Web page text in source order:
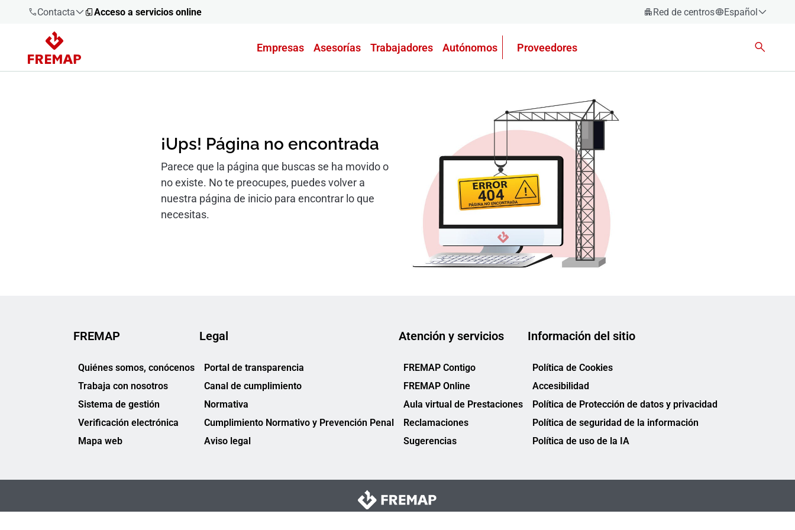
Contacta
900 61 00
61
Acceso a servicios online Red de centros
Español
Empresas Asesorías Trabajadores Autónomos Proveedores
¡Ups! Página no encontrada
Parece que la página que buscas se ha movido o
no existe. No te preocupes, puedes volver a
nuestra página de inicio para encontrar lo que
necesitas.
FREMAP
Quiénes somos, conócenos
Trabaja con nosotros
Sistema de gestión
Verificación electrónica
Mapa web
Legal
Portal de transparencia
Canal de cumplimiento
Normativa
Cumplimiento Normativo y Prevención Penal
Aviso legal
Atención y servicios
FREMAP Contigo
FREMAP Online
Aula virtual de Prestaciones
Reclamaciones
Sugerencias
Información del sitio
Política de Cookies
Accesibilidad
Política de Protección de datos y privacidad
Política de seguridad de la información
Política de uso de la IA